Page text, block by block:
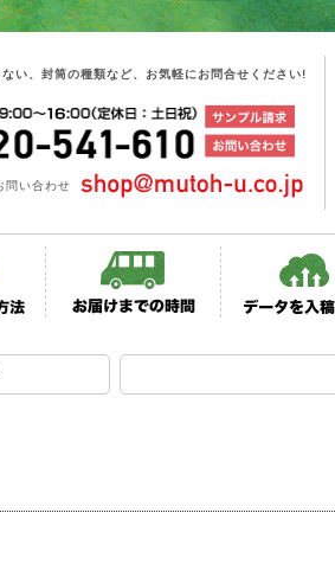
い、封筒の種類など、お気軽にお問合せください!
問い合わせ